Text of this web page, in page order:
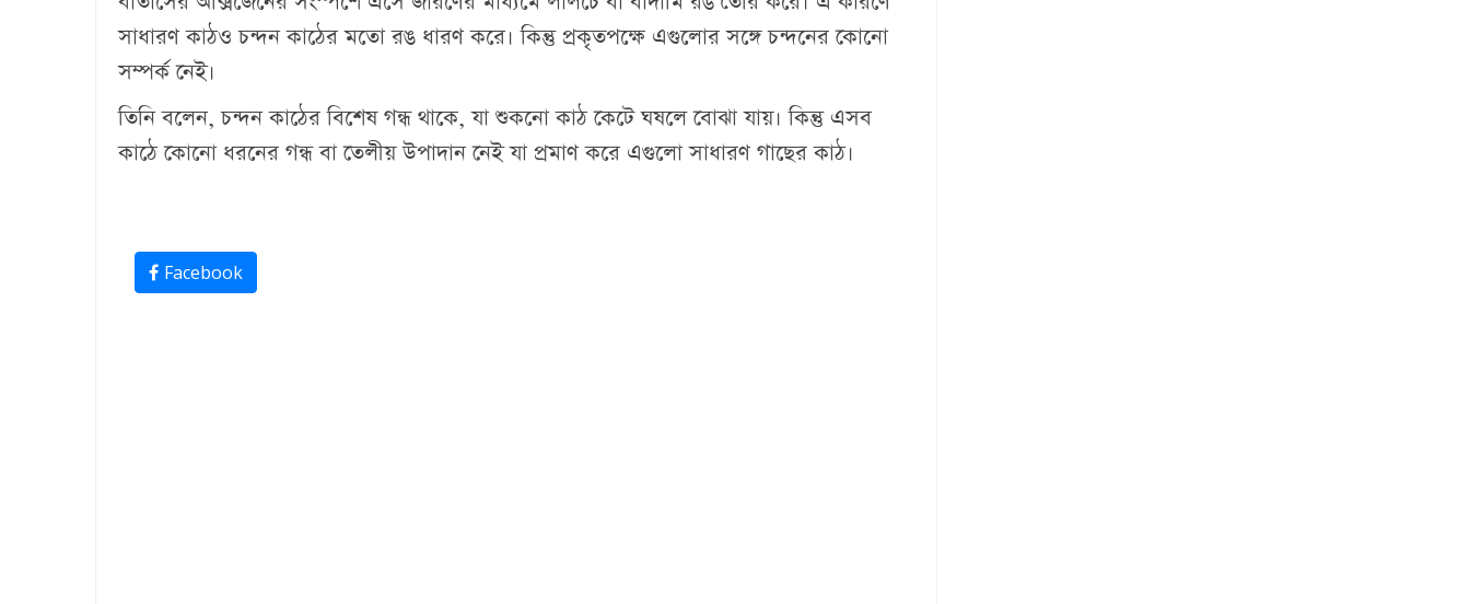
সাধারণ কাঠও চন্দন কাঠের মতো রঙ ধারণ করে। কিন্তু প্রকৃতপক্ষে এগুলোর সঙ্গে চন্দনের কোনো
সম্পর্ক নেই।
‎তিনি বলেন, চন্দন কাঠের বিশেষ গন্ধ থাকে, যা শুকনো কাঠ কেটে ঘষলে বোঝা যায়। কিন্তু এসব
কাঠে কোনো ধরনের গন্ধ বা তেলীয় উপাদান নেই যা প্রমাণ করে এগুলো সাধারণ গাছের কাঠ।
Facebook